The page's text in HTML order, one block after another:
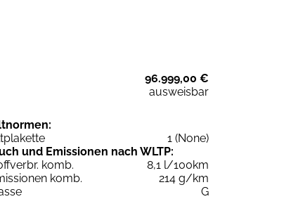
96.999,00 €
ausweisbar
1 (None)
und Emissionen nach WLTP:
komb.
8,1 l/100km
komb.
214 g/km
G